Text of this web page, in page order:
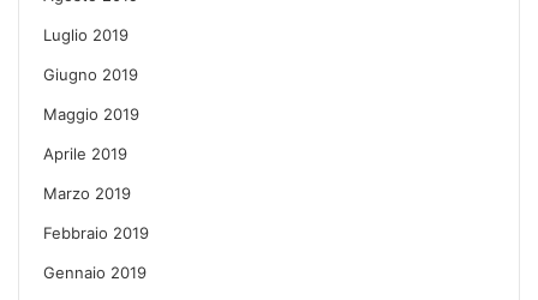
Luglio 2019
Giugno 2019
Maggio 2019
Aprile 2019
Marzo 2019
Febbraio 2019
Gennaio 2019